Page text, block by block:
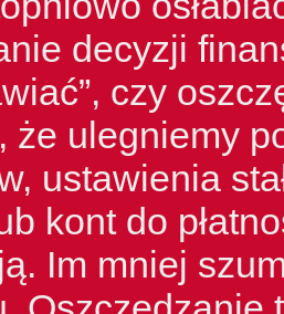
decyzji
czy
że ulegniemy
ustawienia
kont do
Im mniej